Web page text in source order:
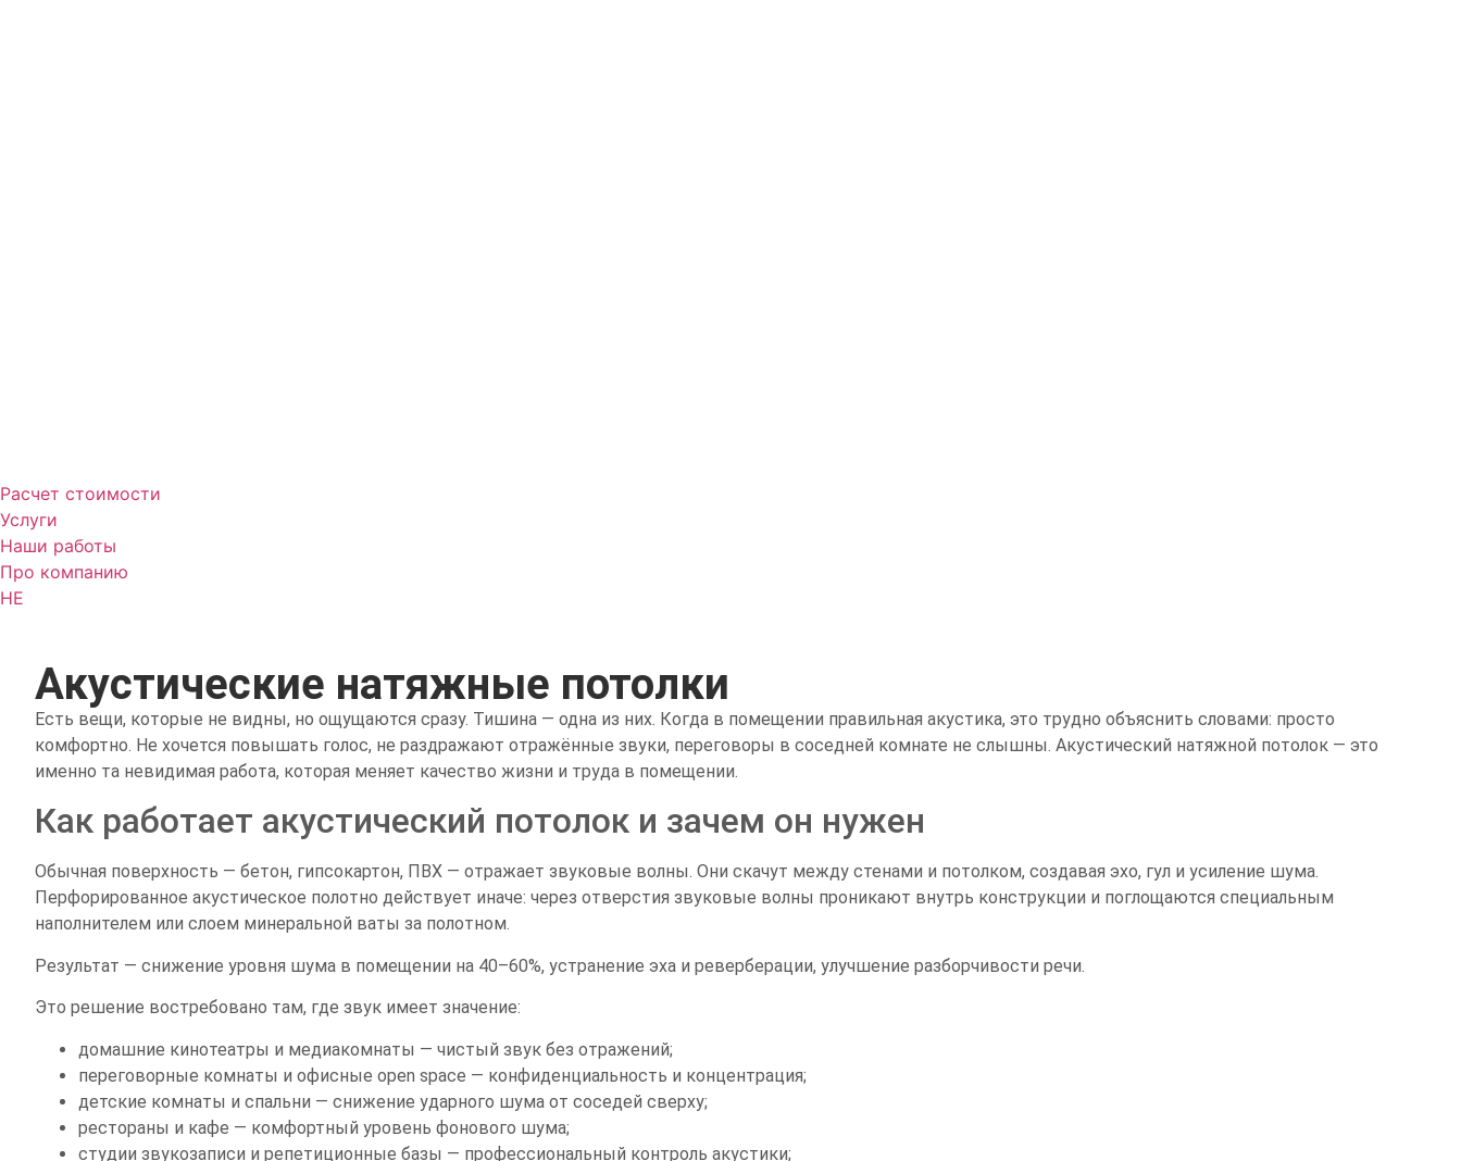
Расчет стоимости
Услуги
Наши работы
Про компанию
HE
Акустические натяжные потолки
Есть вещи, которые не видны, но ощущаются сразу. Тишина — одна из них. Когда в помещении правильная акустика, это трудно объяснить словами: просто
комфортно. Не хочется повышать голос, не раздражают отражённые звуки, переговоры в соседней комнате не слышны. Акустический натяжной потолок — это
именно та невидимая работа, которая меняет качество жизни и труда в помещении.
Как работает акустический потолок и зачем он нужен
Обычная поверхность — бетон, гипсокартон, ПВХ — отражает звуковые волны. Они скачут между стенами и потолком, создавая эхо, гул и усиление шума.
Перфорированное акустическое полотно действует иначе: через отверстия звуковые волны проникают внутрь конструкции и поглощаются специальным
наполнителем или слоем минеральной ваты за полотном.
Результат — снижение уровня шума в помещении на 40–60%, устранение эха и реверберации, улучшение разборчивости речи.
Это решение востребовано там, где звук имеет значение:
домашние кинотеатры и медиакомнаты — чистый звук без отражений;
переговорные комнаты и офисные open space — конфиденциальность и концентрация;
детские комнаты и спальни — снижение ударного шума от соседей сверху;
рестораны и кафе — комфортный уровень фонового шума;
студии звукозаписи и репетиционные базы — профессиональный контроль акустики;